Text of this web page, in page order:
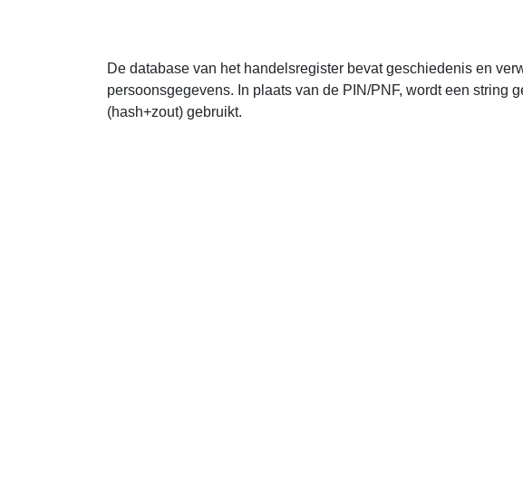
De database van het handelsregister bevat geschiedenis en
persoonsgegevens. In plaats van de PIN/PNF, wordt een string
(hash+zout) gebruikt.